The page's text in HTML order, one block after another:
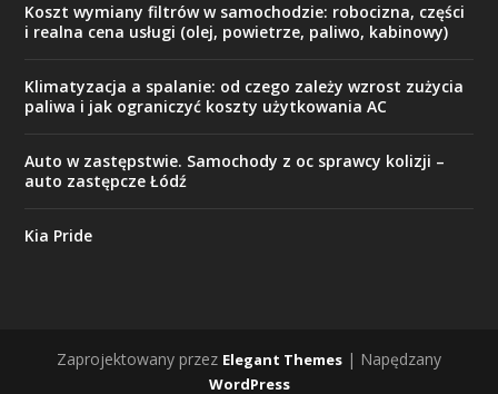
Koszt wymiany filtrów w samochodzie: robocizna, części
i realna cena usługi (olej, powietrze, paliwo, kabinowy)
Klimatyzacja a spalanie: od czego zależy wzrost zużycia
paliwa i jak ograniczyć koszty użytkowania AC
Auto w zastępstwie. Samochody z oc sprawcy kolizji –
auto zastępcze Łódź
Kia Pride
Zaprojektowany przez Elegant Themes | Napędzany
WordPress